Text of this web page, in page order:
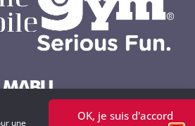
une
OK, je suis d'accord
by MABU Concepts S.A.